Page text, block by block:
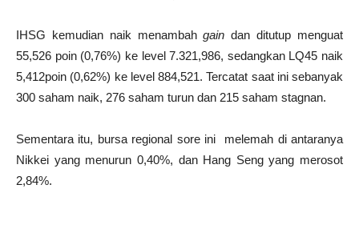
IHSG kemudian naik menambahgaindan ditutup menguat
55,526 poin (0,76%) ke level 7.321,986, sedangkan LQ45 naik
5,412poin (0,62%) ke level 884,521. Tercatat saat ini sebanyak
300 saham naik, 276 saham turun dan 215 saham stagnan.
Sementara itu, bursa regional sore ini melemah di antaranya
Nikkei yang menurun 0,40%, dan Hang Seng yang merosot
2,84%.